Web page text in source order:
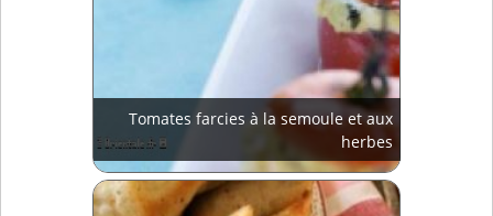
Tomates farcies à la semoule et aux
herbes